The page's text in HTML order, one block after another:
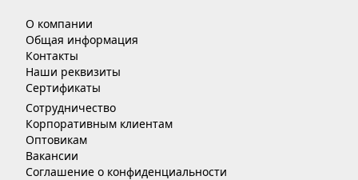
О компании
Общая информация
Контакты
Наши реквизиты
Сертификаты
Сотрудничество
Корпоративным клиентам
Оптовикам
Вакансии
Соглашение о конфиденциальности